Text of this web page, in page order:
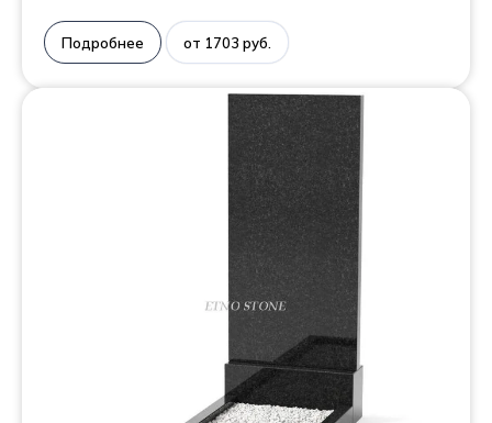
Подробнее от 1703 руб.